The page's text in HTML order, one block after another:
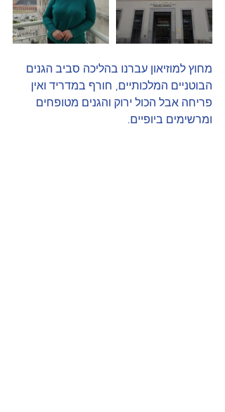
מחוץ למוזיאון עברנו בהליכה סביב הגנים
הבוטניים המלכותיים, חורף במדריד ואין
פריחה אבל הכול ירוק והגנים מטופחים
ומרשימים ביופיים.